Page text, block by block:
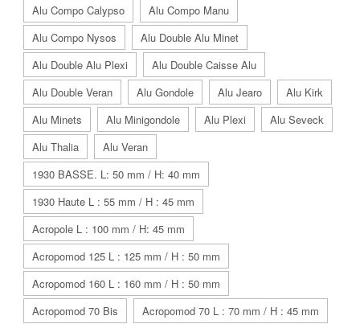
Alu Compo Calypso
Alu Compo Manu
Alu Compo Nysos
Alu Double Alu Minet
Alu Double Alu Plexi
Alu Double Caisse Alu
Alu Double Veran
Alu Gondole Alu Jearo
Alu Kirk
Alu Minets
Alu Minigondole Alu Plexi
Alu Seveck
Alu Thalia
Alu Veran
1930 BASSE. L: 50 mm / H: 40 mm
1930 Haute L : 55 mm / H : 45 mm
Acropole L : 100 mm / H: 45 mm
Acropomod 125 L : 125 mm / H : 50 mm
Acropomod 160 L : 160 mm / H : 50 mm
Acropomod 70 Bis
Acropomod 70 L : 70 mm / H : 45 mm